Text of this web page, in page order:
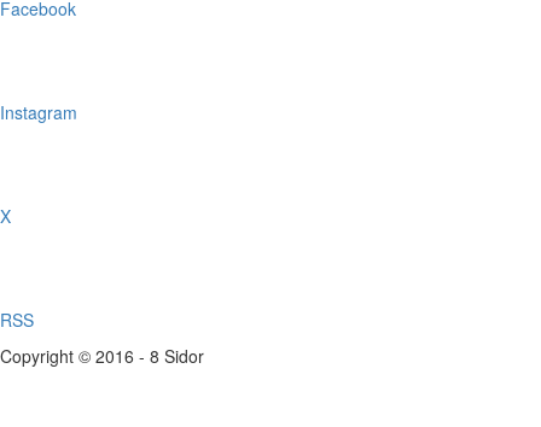
Facebook
Instagram
X
RSS
Copyright © 2016 - 8 Sidor